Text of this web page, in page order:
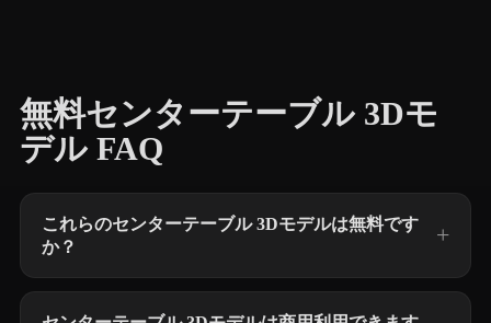
無料センターテーブル 3Dモ
デル FAQ
これらのセンターテーブル 3Dモデルは無料です
か？